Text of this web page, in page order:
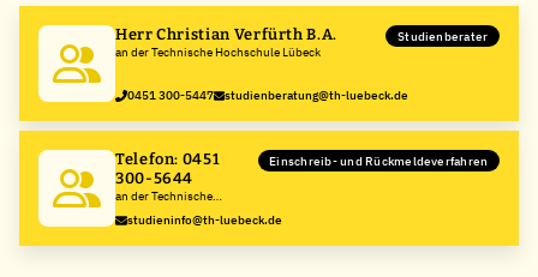
Herr Christian Verfürth B.A.
an der Technische Hochschule Lübeck
Studienberater
0451 300-5447 studienberatung@th-luebeck.de
Telefon: 0451
300-5644
an der Technische
Hochschule Lübeck
Einschreib- und Rückmeldeverfahren
studieninfo@th-luebeck.de